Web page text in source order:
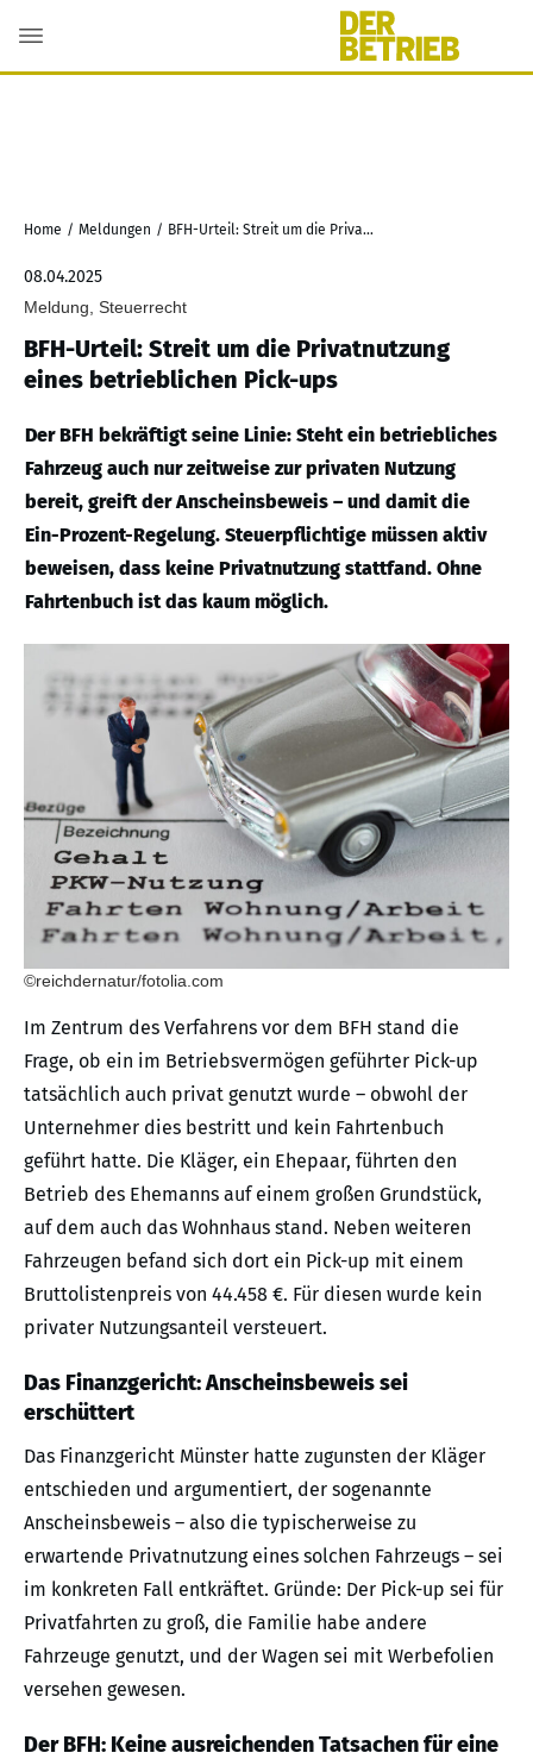
Home / Meldungen / BFH-Urteil: Streit um die Privatnutzung eines betrieblichen Pick-ups
08.04.2025
Meldung, Steuerrecht
BFH-Urteil: Streit um die Privatnutzung
eines betrieblichen Pick-ups
Der BFH bekräftigt seine Linie: Steht ein betriebliches
Fahrzeug auch nur zeitweise zur privaten Nutzung
bereit, greift der Anscheinsbeweis – und damit die
Ein-Prozent-Regelung. Steuerpflichtige müssen aktiv
beweisen, dass keine Privatnutzung stattfand. Ohne
Fahrtenbuch ist das kaum möglich.
©reichdernatur/fotolia.com
Im Zentrum des Verfahrens vor dem BFH stand die
Frage, ob ein im Betriebsvermögen geführter Pick-up
tatsächlich auch privat genutzt wurde – obwohl der
Unternehmer dies bestritt und kein Fahrtenbuch
geführt hatte. Die Kläger, ein Ehepaar, führten den
Betrieb des Ehemanns auf einem großen Grundstück,
auf dem auch das Wohnhaus stand. Neben weiteren
Fahrzeugen befand sich dort ein Pick-up mit einem
Bruttolistenpreis von 44.458 €. Für diesen wurde kein
privater Nutzungsanteil versteuert.
Das Finanzgericht: Anscheinsbeweis sei
erschüttert
Das Finanzgericht Münster hatte zugunsten der Kläger
entschieden und argumentiert, der sogenannte
Anscheinsbeweis – also die typischerweise zu
erwartende Privatnutzung eines solchen Fahrzeugs – sei
im konkreten Fall entkräftet. Gründe: Der Pick-up sei für
Privatfahrten zu groß, die Familie habe andere
Fahrzeuge genutzt, und der Wagen sei mit Werbefolien
versehen gewesen.
Der BFH: Keine ausreichenden Tatsachen für eine